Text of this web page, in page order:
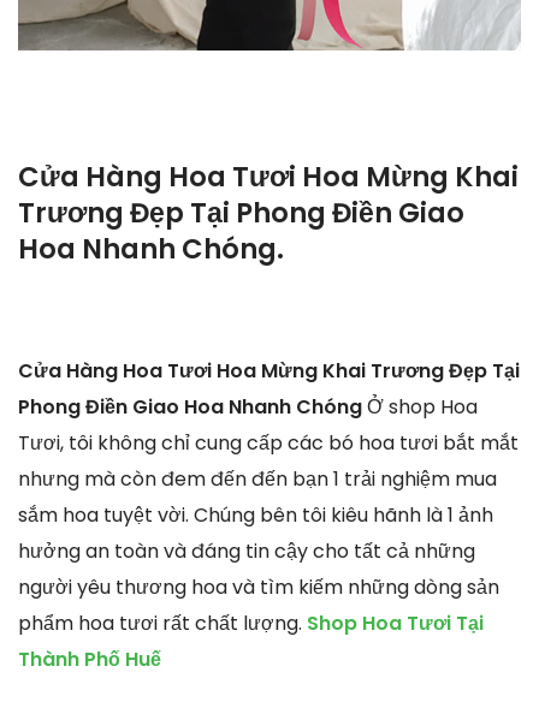
Cửa Hàng Hoa Tươi Hoa Mừng Khai
Trương Đẹp Tại Phong Điền Giao
Hoa Nhanh Chóng.
Cửa Hàng Hoa Tươi Hoa Mừng Khai Trương Đẹp Tại
Phong Điền Giao Hoa Nhanh ChóngỞ shop Hoa
Tươi, tôi không chỉ cung cấp các bó hoa tươi bắt mắt
nhưng mà còn đem đến đến bạn 1 trải nghiệm mua
sắm hoa tuyệt vời. Chúng bên tôi kiêu hãnh là 1 ảnh
hưởng an toàn và đáng tin cậy cho tất cả những
người yêu thương hoa và tìm kiếm những dòng sản
phẩm hoa tươi rất chất lượng. Shop Hoa Tươi Tại
Thành Phố Huế